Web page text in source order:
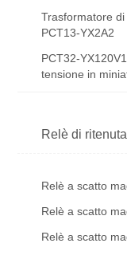
Trasformatore
PCT13-YX2A2
PCT32-
tensione in
Relè di ritenuta
Relè a scatto
Relè a scatto
Relè a scatto